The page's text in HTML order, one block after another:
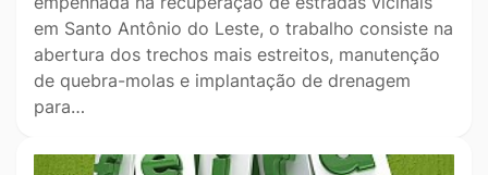
em Santo Antônio do Leste, o trabalho consiste na
abertura dos trechos mais estreitos, manutenção
de quebra-molas e implantação de drenagem
para…